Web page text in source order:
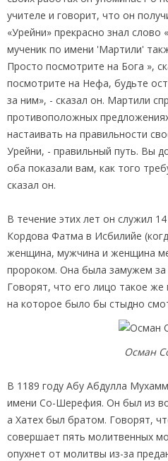
учителе и говорит, что он
«Урейни» прекрасно знал слово
мученик по имени 'Мартили'
Просто посмотрите на Бога »,
посмотрите на Нефа, будьте
за ним», - сказал он. Мартили
противоположных
настаивать на правильности
Урейни, - правильный путь. Вы
оба показали вам, как того
сказал он.
В течение этих лет он служил
Кордова Фатма в Исбилийе
женщина, мужчина и женщина
пророком. Она была замужем
Говорят, что его лицо такое же
на которое было бы стыдно
Осман
В 1189 году Абу Абдулла
имени Со-Шерефия. Он был из
а Хатех был братом. Говорят,
совершает пять молитвенных
опухнет от молитвы из-за